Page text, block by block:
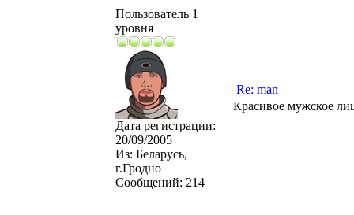
Пользователь 1
уровня
Дата регистрации:
20/09/2005
Из: Беларусь,
г.Гродно
Сообщений: 214
Re: man
Красивое мужское